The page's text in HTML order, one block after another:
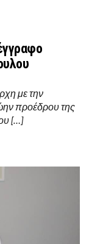
με την
προέδρου της
[…]